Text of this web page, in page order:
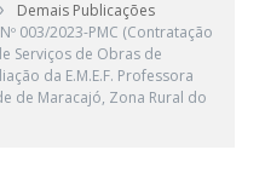
Demais Publicações
Nº 003/2023-PMC (Contratação
Serviços de Obras de
da E.M.E.F. Professora
de Maracajó, Zona Rural do